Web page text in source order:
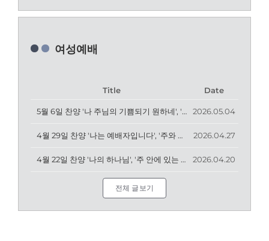
여성예배
Title Date
5월 6일 찬양 '나 주님의 기쁨되기 원하네', '충만', '은혜' 2026.05.04
4월 29일 찬양 '나는 예배자입니다', '주와 같이 길 가는 것', '너는 내게 와 편히 쉬어라 & 은혜 아니면' 2026.04.27
4월 22일 찬양 '나의 하나님', '주 안에 있는 나에게', '내 모습 이대로' 2026.04.20
전체 글보기
[06.
[05.2026]
봄
여
[04.2026]
전
도